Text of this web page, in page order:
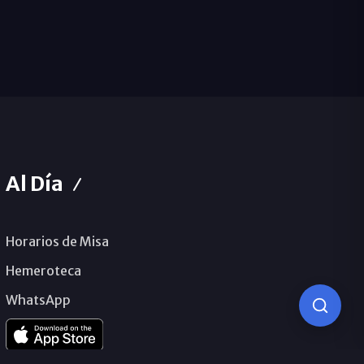
Al Día
Horarios de Misa
Hemeroteca
WhatsApp